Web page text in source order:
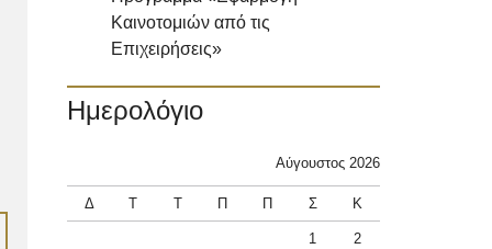
Καινοτομιών από τις
Επιχειρήσεις»
Ημερολόγιο
Αύγουστος 2026
Δ Τ Τ Π Π Σ Κ
1 2